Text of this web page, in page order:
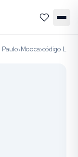
Paulo›Mooca›código